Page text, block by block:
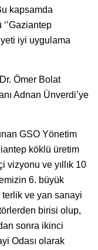
kapsamda
iyi uygulama
Ömer Bolat
Adnan Ünverdi’ye
GSO Yönetim
köklü üretim
vizyonu ve yıllık 10
6. büyük
ve yan sanayi
birisi olup,
sonra ikinci
Odası olarak